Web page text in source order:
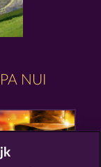
NUI